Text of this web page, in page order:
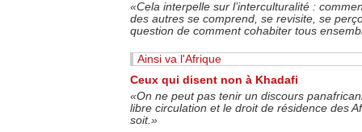
«Cela interpelle sur l’interculturalité :
des autres se comprend, se revisite, se
question de comment cohabiter tous
Ainsi va l'Afrique
Ceux qui disent non à Khadafi
«On ne peut pas tenir un discours
libre circulation et le droit de résidence des
soit.»